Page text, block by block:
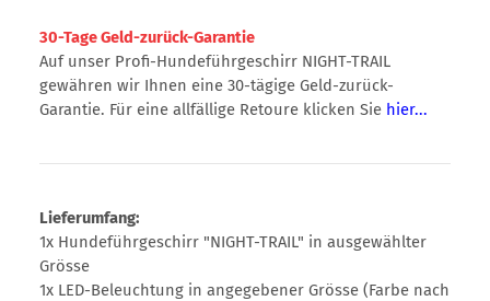
30-Tage Geld-zurück-Garantie
Auf unser Profi-Hundeführgeschirr NIGHT-TRAIL
gewähren wir Ihnen eine 30-tägige Geld-zurück-
Garantie. Für eine allfällige Retoure klicken Sie hier...
Lieferumfang:
1x Hundeführgeschirr "NIGHT-TRAIL" in ausgewählter
Grösse
1x LED-Beleuchtung in angegebener Grösse (Farbe nach